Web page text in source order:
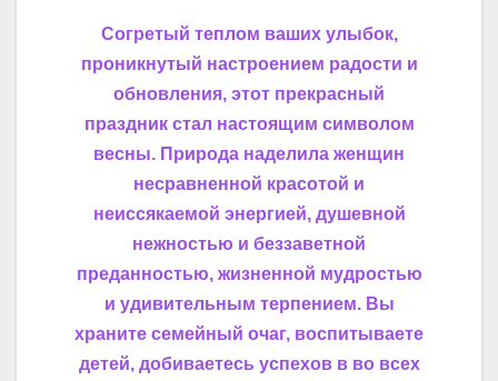
Согретый теплом ваших улыбок,
проникнутый настроением радости и
обновления, этот прекрасный
праздник стал настоящим символом
весны. Природа наделила женщин
несравненной красотой и
неиссякаемой энергией, душевной
нежностью и беззаветной
преданностью, жизненной мудростью
и удивительным терпением. Вы
храните семейный очаг, воспитываете
детей, добиваетесь успехов в во всех